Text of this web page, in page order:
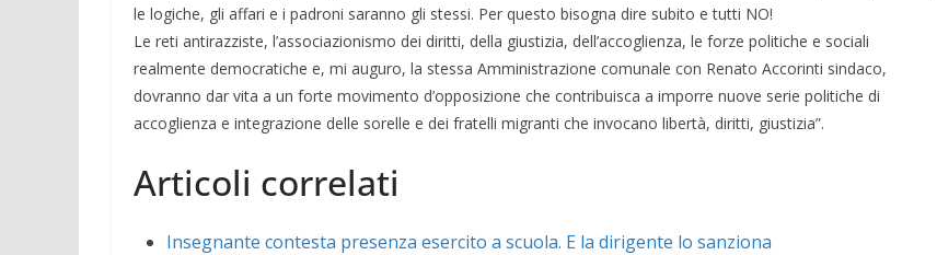
le logiche, gli affari e i padroni saranno gli stessi. Per questo bisogna dire subito e tutti NO!
Le reti antirazziste, l’associazionismo dei diritti, della giustizia, dell’accoglienza, le forze politiche e sociali
realmente democratiche e, mi auguro, la stessa Amministrazione comunale con Renato Accorinti sindaco,
dovranno dar vita a un forte movimento d’opposizione che contribuisca a imporre nuove serie politiche di
accoglienza e integrazione delle sorelle e dei fratelli migranti che invocano libertà, diritti, giustizia”.
Articoli correlati
Insegnante contesta presenza esercito a scuola. E la dirigente lo sanziona